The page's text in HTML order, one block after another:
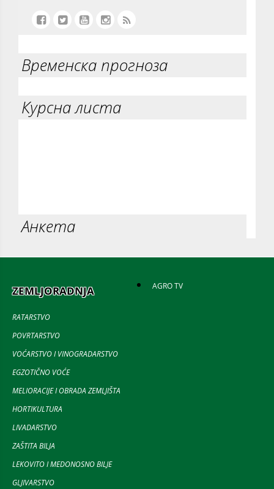
Временска прогноза
Курсна листа
Анкета
ZEMLJORADNJA
RATARSTVO
POVRTARSTVO
VOĆARSTVO I VINOGRADARSTVO
EGZOTIČNO VOĆE
MELIORACIJE I OBRADA ZEMLJIŠTA
HORTIKULTURA
LIVADARSTVO
ZAŠTITA BILJA
LEKOVITO I MEDONOSNO BILJE
GLJIVARSTVO
AGRO TV